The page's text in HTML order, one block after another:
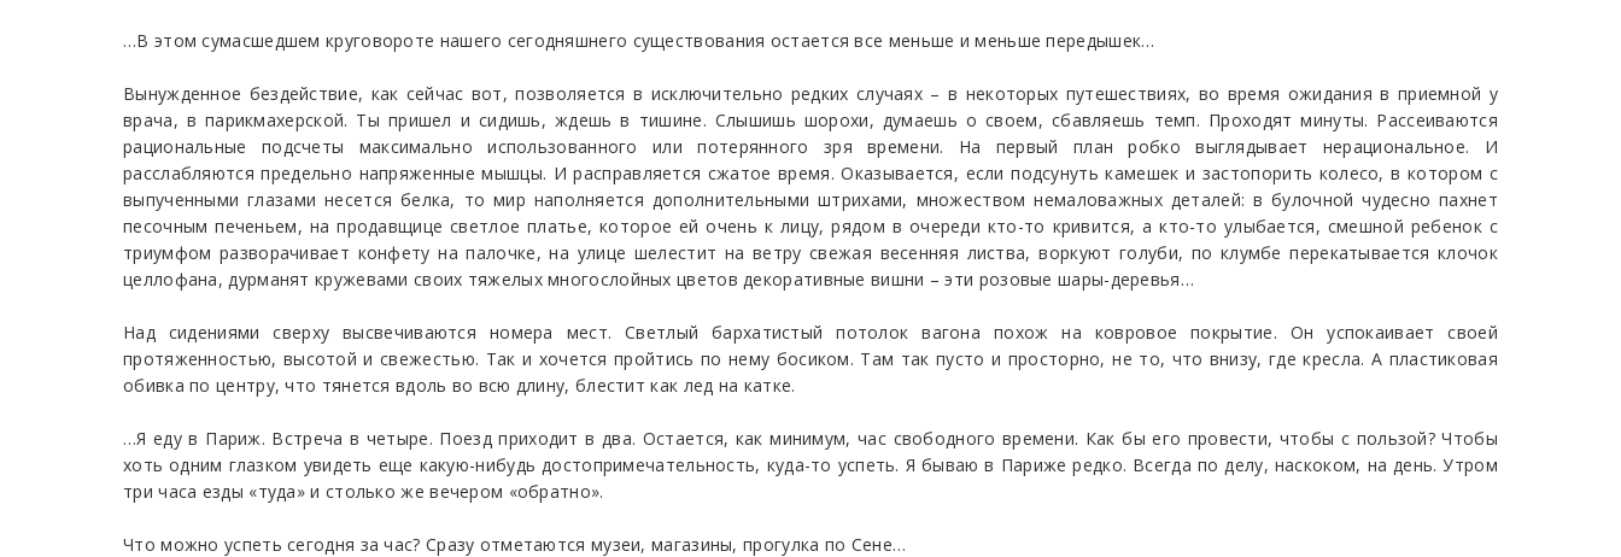
…В этом сумасшедшем круговороте нашего сегодняшнего существования остается все меньше и меньше передышек…
Вынужденное бездействие, как сейчас вот, позволяется в исключительно редких случаях – в некоторых путешествиях, во время ожидания в приемной у
врача, в парикмахерской. Ты пришел и сидишь, ждешь в тишине. Слышишь шорохи, думаешь о своем, сбавляешь темп. Проходят минуты. Рассеиваются
рациональные подсчеты максимально использованного или потерянного зря времени. На первый план робко выглядывает нерациональное. И
расслабляются предельно напряженные мышцы. И расправляется сжатое время. Оказывается, если подсунуть камешек и застопорить колесо, в котором с
выпученными глазами несется белка, то мир наполняется дополнительными штрихами, множеством немаловажных деталей: в булочной чудесно пахнет
песочным печеньем, на продавщице светлое платье, которое ей очень к лицу, рядом в очереди кто-то кривится, а кто-то улыбается, смешной ребенок с
триумфом разворачивает конфету на палочке, на улице шелестит на ветру свежая весенняя листва, воркуют голуби, по клумбе перекатывается клочок
целлофана, дурманят кружевами своих тяжелых многослойных цветов декоративные вишни – эти розовые шары-деревья…
Над сидениями сверху высвечиваются номера мест. Светлый бархатистый потолок вагона похож на ковровое покрытие. Он успокаивает своей
протяженностью, высотой и свежестью. Так и хочется пройтись по нему босиком. Там так пусто и просторно, не то, что внизу, где кресла. А пластиковая
обивка по центру, что тянется вдоль во всю длину, блестит как лед на катке.
…Я еду в Париж. Встреча в четыре. Поезд приходит в два. Остается, как минимум, час свободного времени. Как бы его провести, чтобы с пользой? Чтобы
хоть одним глазком увидеть еще какую-нибудь достопримечательность, куда-то успеть. Я бываю в Париже редко. Всегда по делу, наскоком, на день. Утром
три часа езды «туда» и столько же вечером «обратно».
Что можно успеть сегодня за час? Сразу отметаются музеи, магазины, прогулка по Сене…